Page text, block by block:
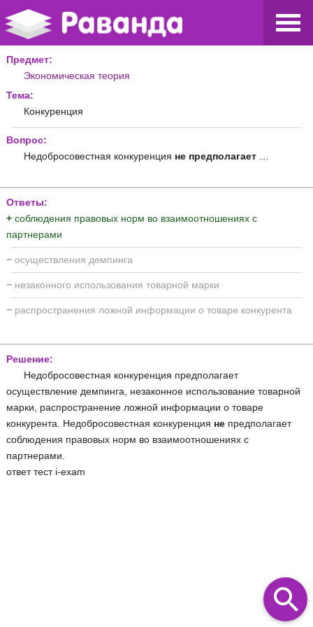
Предмет:
Экономическая теория
Тема:
Конкуренция
Вопрос:
Недобросовестная конкуренция не предполагает
Ответы:
+ соблюдения правовых норм во взаимоотношениях с
партнерами
− осуществления демпинга
− незаконного использования товарной марки
− распространения ложной информации о товаре конкурента
Решение:
Недобросовестная конкуренция предполагает
осуществление демпинга, незаконное использование товарной
марки, распространение ложной информации о товаре
конкурента. Недобросовестная конкуренция не предполагает
соблюдения правовых норм во взаимоотношениях с
партнерами.
ответ тест i-exam